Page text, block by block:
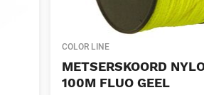
COLOR LINE
METSERSKOORD
100M FLUO GEEL